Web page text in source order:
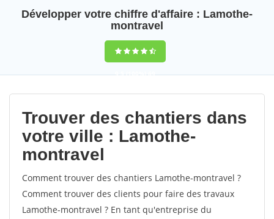
Développer votre chiffre d'affaire : Lamothe-
montravel
9,5(100%)69
votes
Trouver des chantiers dans
votre ville : Lamothe-
montravel
Comment trouver des chantiers Lamothe-montravel ?
Comment trouver des clients pour faire des travaux
Lamothe-montravel ? En tant qu'entreprise du